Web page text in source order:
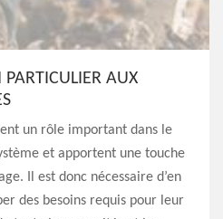
AUX
un rôle important dans le
et apportent une touche
Il est donc nécessaire d’en
des besoins requis pour leur